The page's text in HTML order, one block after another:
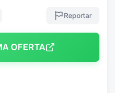
Reportar
OFERTA